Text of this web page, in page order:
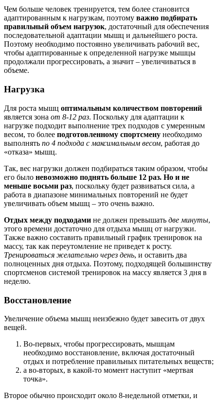
Чем больше человек тренируется, тем более становится
адаптированным к нагрузкам, поэтому важно подбирать
правильный объем нагрузок, достаточный для обеспечения
последовательной адаптации мышц и дальнейшего роста.
Поэтому необходимо постоянно увеличивать рабочий вес,
чтобы адаптированные к определенной нагрузке мышцы
продолжали прогрессировать, а значит – увеличиваться в
объеме.
Нагрузка
Для роста мышц оптимальным количеством повторений
является зона от 8-12 раз. Поскольку для адаптации к
нагрузке подходит выполнение трех подходов с умеренным
весом, то более подготовленному спортсмену необходимо
выполнять по 4 подхода с максимальным весом, работая до
«отказа» мышц.
Так, вес нагрузки должен подбираться таким образом, чтобы
его было невозможно поднять больше 12 раз. Но и не
меньше восьми раз, поскольку будет развиваться сила, а
работа в диапазоне минимальных повторений не будет
увеличивать объем мышц – это очень важно.
Отдых между подходами не должен превышать две минуты,
этого времени достаточно для отдыха мышц от нагрузки.
Также важно составить правильный график тренировок на
массу, так как переутомление не приведет к росту.
Тренироваться желательно через день, и оставить два
полноценных дня отдыха. Поэтому, подходящей большинству
спортсменов системой тренировок на массу является 3 дня в
неделю.
Восстановление
Увеличение объема мышц неизбежно будет завесить от двух
вещей.
Во-первых, чтобы прогрессировать, мышцам
необходимо восстановление, включая достаточный
отдых и потребление правильных питательных веществ;
а во-вторых, в какой-то момент наступит «мертвая
точка».
Второе обычно происходит около 8-недельной отметки, и